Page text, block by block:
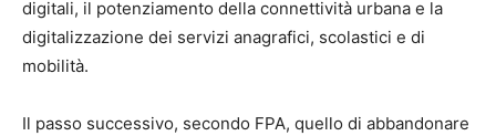
digitali, il potenziamento della connettività urbana e la
digitalizzazione dei servizi anagrafici, scolastici e di
mobilità.
Il passo successivo, secondo FPA, quello di abbandonare